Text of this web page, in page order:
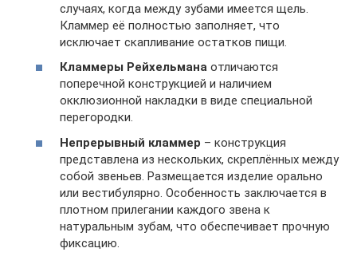
случаях, когда между зубами имеется щель.
Кламмер её полностью заполняет, что
исключает скапливание остатков пищи.
Кламмеры Рейхельмана отличаются
поперечной конструкцией и наличием
окклюзионной накладки в виде специальной
перегородки.
Непрерывный кламмер – конструкция
представлена из нескольких, скреплённых между
собой звеньев. Размещается изделие орально
или вестибулярно. Особенность заключается в
плотном прилегании каждого звена к
натуральным зубам, что обеспечивает прочную
фиксацию.